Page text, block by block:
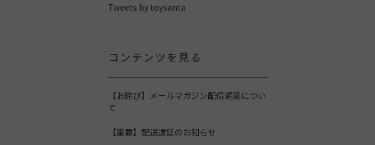
Tweets by toysanta
コンテンツを見る
【お詫び】メールマガジン配信遅延につい
て
【重要】配送遅延のお知らせ